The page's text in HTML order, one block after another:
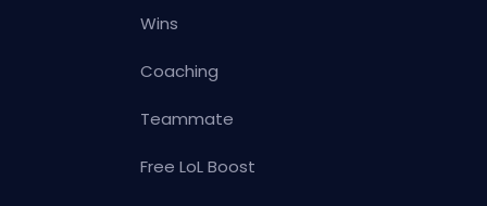
Wins
Coaching
Teammate
Free LoL Boost